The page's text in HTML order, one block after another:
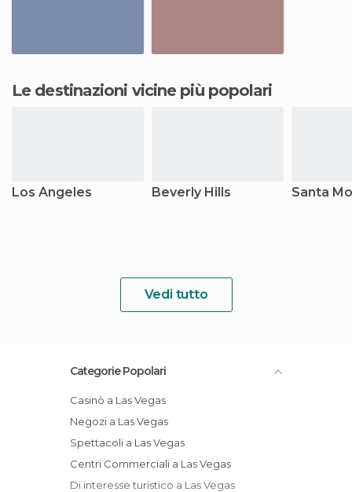
Le destinazioni vicine più popolari
Los Angeles Beverly Hills Santa
Vedi tutto
Categorie Popolari
Casinò a Las Vegas
Negozi a Las Vegas
Spettacoli a Las Vegas
Centri Commerciali a Las Vegas
Di interesse turistico a Las Vegas